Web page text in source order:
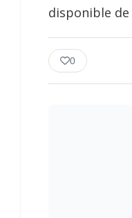
disponible de
0